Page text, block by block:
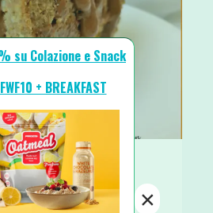
RICETTE DOLCI
RICETTE VEGETARIANE
su Colazione e Snack
+ BREAKFAST
×